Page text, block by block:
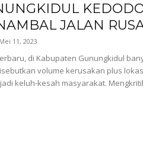
JALAN
Mei 11, 2023
di Kabupaten Gunungkidul
volume kerusakan plus
keluh-kesah masyarakat.